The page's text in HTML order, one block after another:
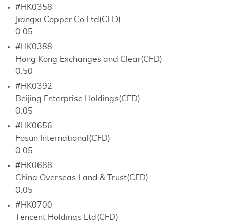
#HK0358
Jiangxi Copper Co Ltd(CFD)
0.05
#HK0388
Hong Kong Exchanges and Clear(CFD)
0.50
#HK0392
Beijing Enterprise Holdings(CFD)
0.05
#HK0656
Fosun International(CFD)
0.05
#HK0688
China Overseas Land & Trust(CFD)
0.05
#HK0700
Tencent Holdings Ltd(CFD)